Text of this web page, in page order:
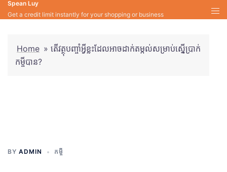
Skip
to
Spean Luy
Get a credit limit instantly for your shopping or business
Home » តើវត្ថុបញ្ចាំអ្វីខ្លះដែលអាចដាក់តម្កល់សម្រាប់ស្នើប្រាក់
កម្ចីបាន?
BY ADMIN កម្ចី